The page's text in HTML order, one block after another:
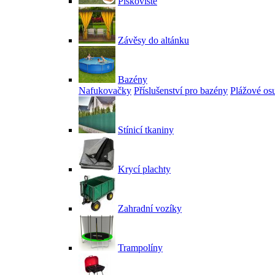
Závěsy do altánku
Bazény
Nafukovačky Příslušenství pro bazény Plážové
Stínicí tkaniny
Krycí plachty
Zahradní vozíky
Trampolíny